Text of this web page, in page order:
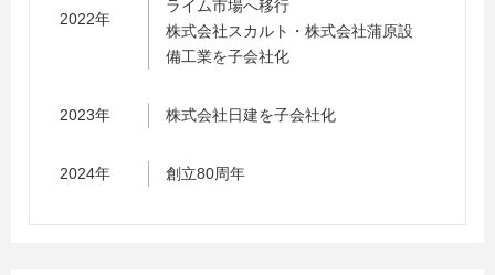
2022年
ライム市場へ移行
株式会社スカルト・株式会社蒲原設
備工業を子会社化
2023年 株式会社日建を子会社化
2024年 創立80周年